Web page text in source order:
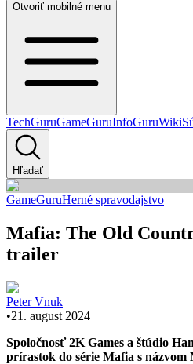
Otvoriť mobilné menu
TechGuruGameGuruInfoGuruWiki
Hľadať
GameGuruHerné spravodajstvo
Mafia: The Old
trailer
Peter Vnuk
•21. august 2024
Spoločnosť 2K Games a štúdio
prírastok do série Mafia s